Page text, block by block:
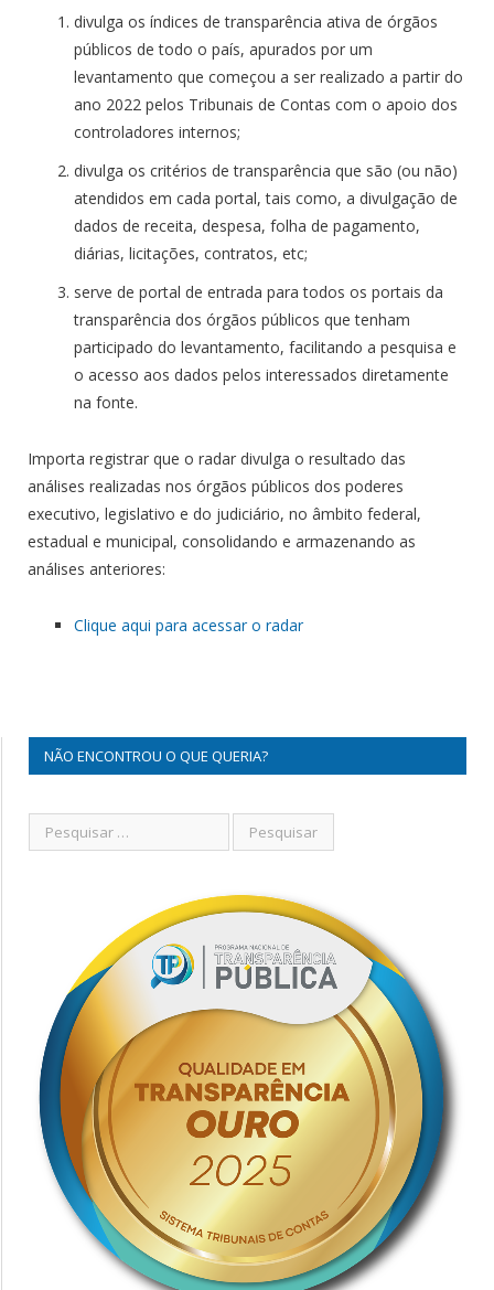
divulga os índices de transparência ativa de órgãos
públicos de todo o país, apurados por um
levantamento que começou a ser realizado a partir do
ano 2022 pelos Tribunais de Contas com o apoio dos
controladores internos;
divulga os critérios de transparência que são (ou não)
atendidos em cada portal, tais como, a divulgação de
dados de receita, despesa, folha de pagamento,
diárias, licitações, contratos, etc;
serve de portal de entrada para todos os portais da
transparência dos órgãos públicos que tenham
participado do levantamento, facilitando a pesquisa e
o acesso aos dados pelos interessados diretamente
na fonte.
Importa registrar que o radar divulga o resultado das
análises realizadas nos órgãos públicos dos poderes
executivo, legislativo e do judiciário, no âmbito federal,
estadual e municipal, consolidando e armazenando as
análises anteriores:
Clique aqui para acessar o radar
NÃO ENCONTROU O QUE QUERIA?